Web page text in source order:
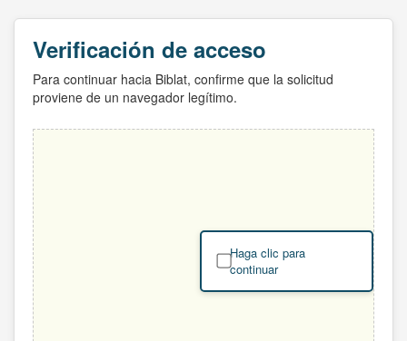
Verificación de acceso
Para continuar hacia Biblat, confirme que la solicitud
proviene de un navegador legítimo.
Haga clic para
continuar